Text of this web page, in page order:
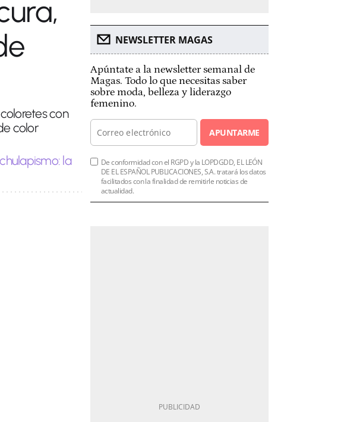
con
color
la
NEWSLETTER MAGAS
Apúntate a la newsletter semanal de
Magas. Todo lo que necesitas saber
sobre moda, belleza y liderazgo
femenino.
APUNTARME
De conformidad con el RGPD y la LOPDGDD, EL LEÓN
DE EL ESPAÑOL PUBLICACIONES, S.A. tratará los datos
facilitados con la finalidad de remitirle noticias de
actualidad.